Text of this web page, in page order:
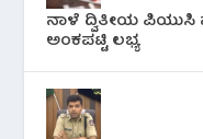
ನಾಳೆ ದ್ವಿತೀಯ ಪಿಯುಸಿ
ಅಂಕಪಟ್ಟಿ ಲಭ್ಯ